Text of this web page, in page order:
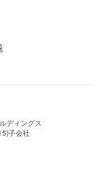
ディングス
子会社